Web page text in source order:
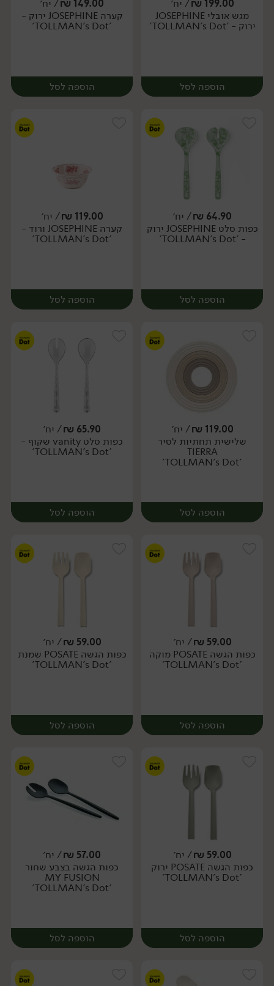
יח׳ יח׳
199.00
₪/ יח׳
מגש אובלי JOSEPHINE
ירוק - 'TOLLMAN's Dot'
הוספה לסל
יח׳
149.00
₪/ יח׳
קערה JOSEPHINE ירוק -
'TOLLMAN's Dot'
הוספה לסל
יח׳
64.90
₪/ יח׳
כפות סלט JOSEPHINE ירוק
- 'TOLLMAN's Dot'
הוספה לסל
יח׳
119.00
₪/ יח׳
קערה JOSEPHINE ורוד -
'TOLLMAN's Dot'
הוספה לסל
יח׳
119.00
₪/ יח׳
שלישית תחתיות לסיר
TIERRA
'TOLLMAN's Dot'
הוספה לסל
יח׳
65.90
₪/ יח׳
כפות סלט vanity שקוף -
'TOLLMAN's Dot'
הוספה לסל
יח׳
59.00
₪/ יח׳
כפות הגשה POSATE מוקה
'TOLLMAN's Dot'
הוספה לסל
יח׳
59.00
₪/ יח׳
כפות הגשה POSATE שמנת
'TOLLMAN's Dot'
הוספה לסל
יח׳
59.00
₪/ יח׳
כפות הגשה POSATE ירוק
'TOLLMAN's Dot'
הוספה לסל
57.00
₪/ יח׳
כפות הגשה בצבע שחור
MY FUSION
'TOLLMAN's Dot'
הוספה לסל